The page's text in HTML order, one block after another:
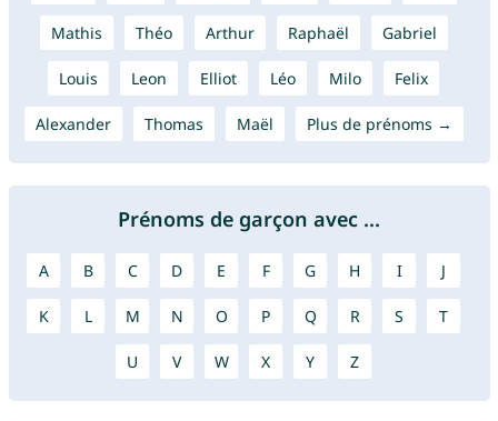
Mathis Théo Arthur Raphaël Gabriel
Louis Leon Elliot Léo Milo Felix
Alexander Thomas Maël Plus de prénoms →
Prénoms de garçon avec ...
A B C D E F G H I J
K L M N O P Q R S T
U V W X Y Z